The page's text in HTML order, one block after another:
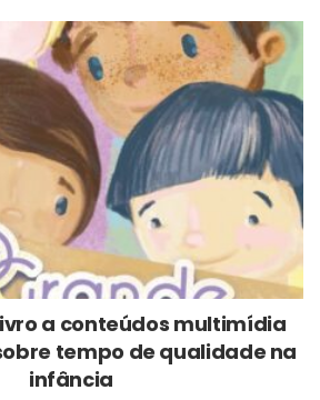
a conteúdos multimídia
tempo de qualidade na
infância